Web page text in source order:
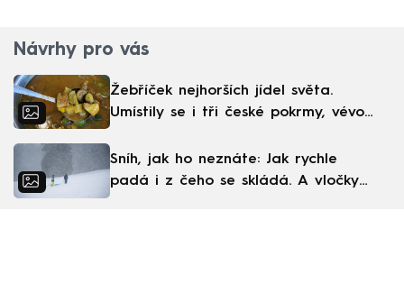
Návrhy pro vás
Žebříček nejhorších jídel světa.
Umístily se i tři české pokrmy, vévodí
Sníh, jak ho neznáte: Jak rychle
padá i z čeho se skládá. A vločky